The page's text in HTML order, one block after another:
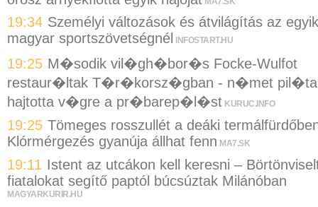
19:34 Személyi változások és átvilágítás az egyik
magyar sportszövetségnél
INFOSTART.HU
19:25 M�sodik vil�gh�bor�s Focke-Wulfot
restaur�ltak T�r�korsz�gban - n�met pil�ta
hajtotta v�gre a pr�barep�l�st KURUC.INFO
19:25 Tömeges rosszullét a deáki
Klórmérgezés gyanúja állhat fenn MA7.SK
19:11 Istent az utcákon kell keresni –
fiatalokat segítő paptól búcsúztak Milánóban
MAGYARKURIR.HU